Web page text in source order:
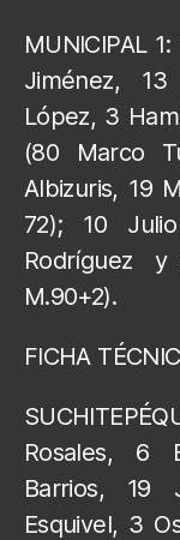
MUNICIPAL
Jiménez,
López, 3
(80 Marco
Albizuris, 19
72); 10
Rodríguez y
M.90+2).
FICHA
Rosales, 6
Barrios, 19
Esquivel, 3